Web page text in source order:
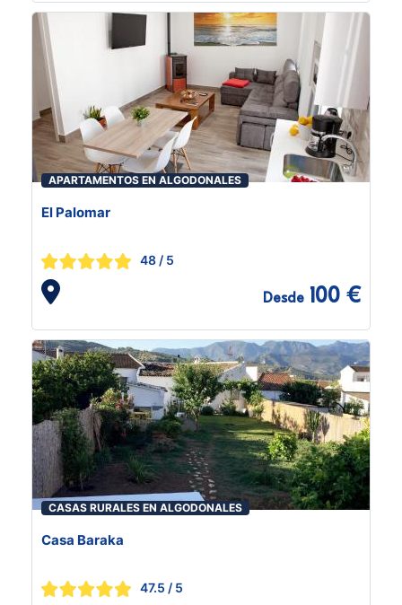
APARTAMENTOS EN ALGODONALES
El Palomar
48 / 5
Desde 100 €
CASAS RURALES EN ALGODONALES
Casa Baraka
47.5 / 5